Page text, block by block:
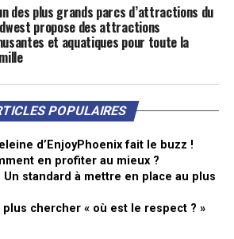
des plus grands parcs d’attractions du
propose des attractions
et aquatiques pour toute la
POPULAIRES
d’EnjoyPhoenix fait le buzz !
en profiter au mieux ?
standard à mettre en place au plus
chercher « où est le respect ? »